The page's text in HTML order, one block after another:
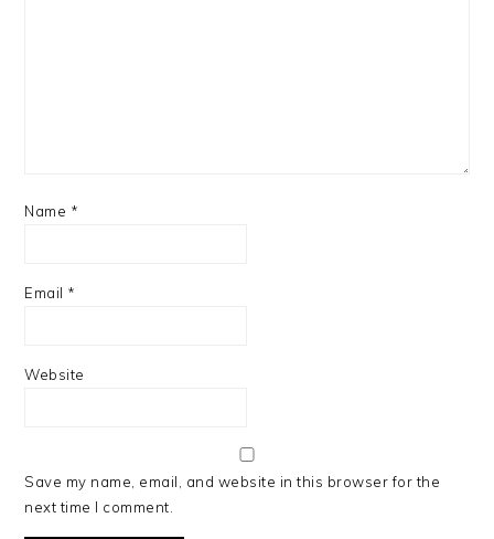
Name *
Email *
Website
Save my name, email, and website in this browser for the
next time I comment.